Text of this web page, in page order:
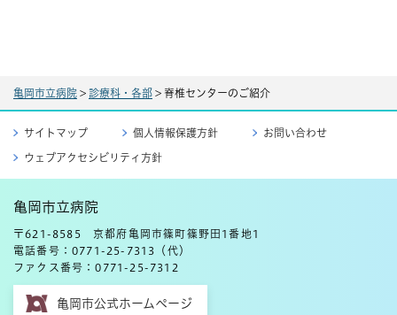
亀岡市立病院 > 診療科・各部 > 脊椎センターのご紹介
サイトマップ 個人情報保護方針 お問い合わせ
ウェブアクセシビリティ方針
亀岡市立病院
〒621-8585 京都府亀岡市篠町篠野田1番地1
電話番号：0771-25-7313（代）
ファクス番号：0771-25-7312
亀岡市公式ホームページ